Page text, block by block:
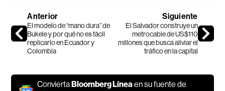
Anterior
El modelo de “mano dura” de
Bukele y por qué no es fácil
replicarlo en Ecuador y
Colombia
Siguiente
El Salvador construye un
metrocable de US$110
millones que busca aliviar el
tráfico en la capital
ConviertaBloomberg Líneaen su fuente de